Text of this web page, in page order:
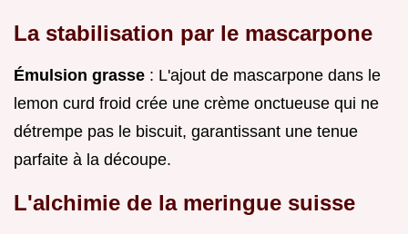
La stabilisation par le mascarpone
Émulsion grasse : L'ajout de mascarpone dans le
lemon curd froid crée une crème onctueuse qui ne
détrempe pas le biscuit, garantissant une tenue
parfaite à la découpe.
L'alchimie de la meringue suisse